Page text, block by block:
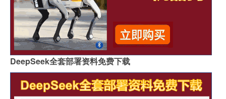
DeepSeek全套部署资料免费下载